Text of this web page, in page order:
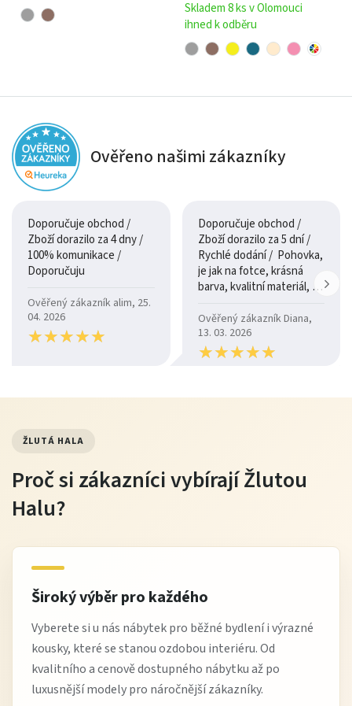
Skladem 8 ks v Olomouci
ihned k odběru
Ověřeno našimi zákazníky
Doporučuje obchod /
Zboží dorazilo za 4 dny /
100% komunikace /
Doporučuju
Ověřený zákazník alim, 25.
04. 2026
★★★★★
★★★★★
Doporučuje obchod /
Zboží dorazilo za 5 dní /
Rychlé dodání / Pohovka,
je jak na fotce, krásná
barva, kvalitní materiál, a
Ověřený zákazník Diana,
13. 03. 2026
★★★★★
★★★★★
ŽLUTÁ HALA
Proč si zákazníci vybírají Žlutou
Halu?
Široký výběr pro každého
Vyberete si u nás nábytek pro běžné bydlení i výrazné
kousky, které se stanou ozdobou interiéru. Od
kvalitního a cenově dostupného nábytku až po
luxusnější modely pro náročnější zákazníky.